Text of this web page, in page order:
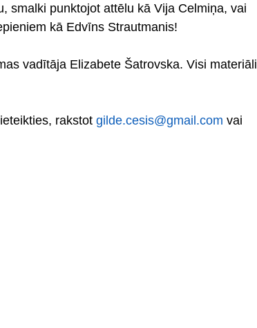
smalki punktojot attēlu kā Vija Celmiņa, vai
kā Edvīns Strautmanis!
vadītāja Elizabete Šatrovska. Visi materiāli
rakstot gilde.cesis@gmail.com vai